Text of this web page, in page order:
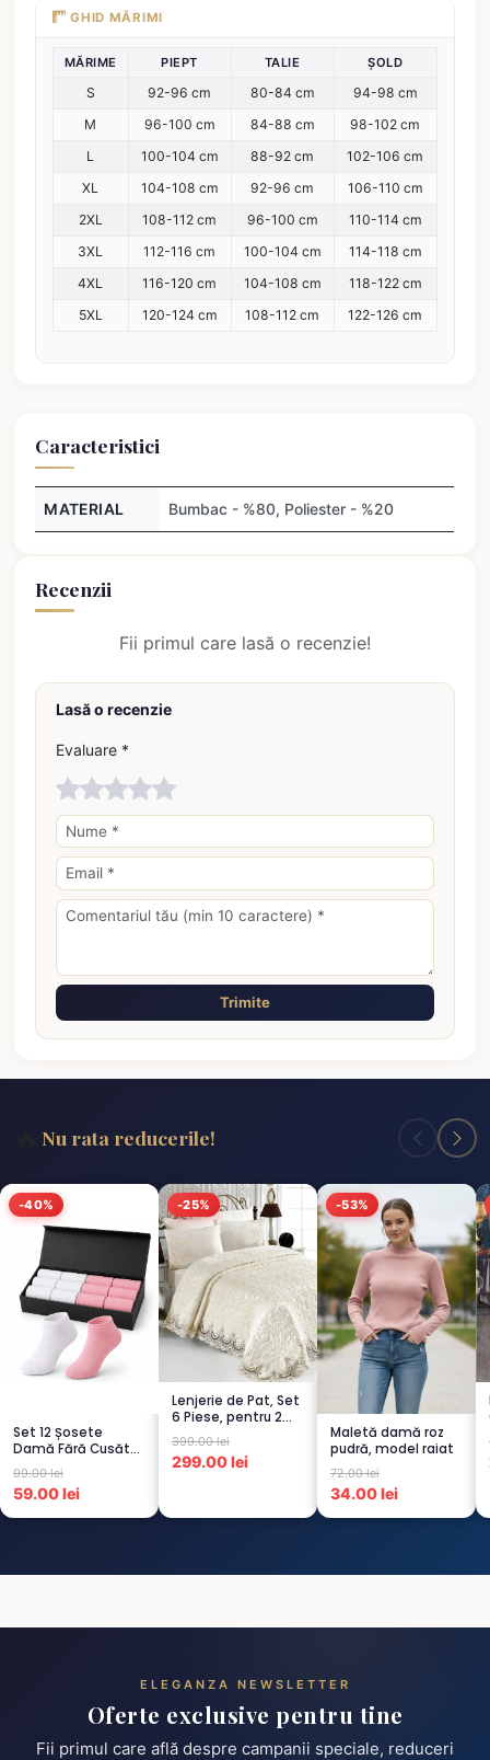
GHID MĂRIMI
MĂRIME PIEPT TALIE ȘOLD
S 92-96 cm 80-84 cm
94-98 cm
M
96-100 cm 84-88 cm
98-102 cm
L
100-104 cm 88-92 cm
102-106 cm
XL
104-108 cm 92-96 cm
106-110 cm
2XL
108-112 cm 96-100 cm
110-114 cm
3XL
112-116 cm 100-104 cm
114-118 cm
4XL
116-120 cm 104-108 cm
118-122 cm
5XL
120-124 cm 108-112 cm 122-126 cm
Caracteristici
MATERIAL Bumbac - %80, Poliester - %20
Recenzii
Fii primul care lasă o recenzie!
Lasă o recenzie
Evaluare *
Trimite
Nu rata reducerile!
-40%
Set 12 Șosete
Damă Fără Cusături
– 6 Albe + 6 Roz –
Scu...
99.00 lei
59.00 lei
-25%
Lenjerie de Pat, Set
6 Piese, pentru 2
persoana, CREM-
4...
399.00 lei
299.00 lei
-53%
Maletă damă roz
pudră, model raiat
72.00 lei
34.00 lei
ELEGANZA NEWSLETTER
Oferte exclusive pentru tine
Fii primul care află despre campanii speciale, reduceri